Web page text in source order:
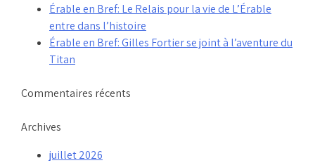
Érable en Bref: Le Relais pour la vie de L’Érable
entre dans l’histoire
Érable en Bref: Gilles Fortier se joint à l’aventure du
Titan
Commentaires récents
Archives
juillet 2026